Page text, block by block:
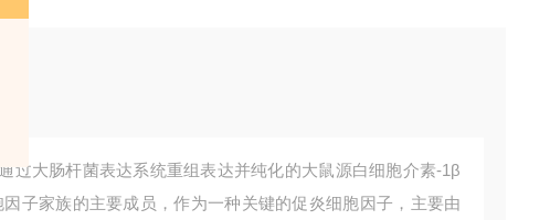
过大肠杆菌表达系统重组表达并纯化的大鼠源白细胞介素-1β
因子家族的主要成员，作为一种关键的促炎细胞因子，主要由